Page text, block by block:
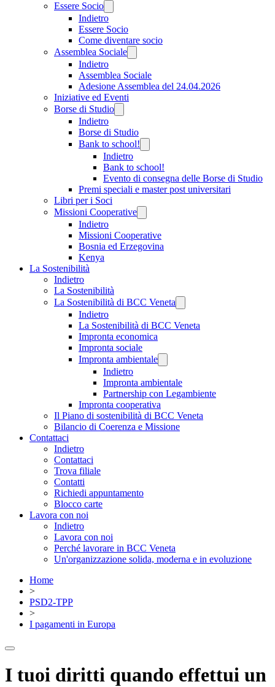
Essere Socio
Indietro
Essere Socio
Come diventare socio
Assemblea Sociale
Indietro
Assemblea Sociale
Adesione Assemblea del 24.04.2026
Iniziative ed Eventi
Borse di Studio
Indietro
Borse di Studio
Bank to school!
Indietro
Bank to school!
Evento di consegna delle Borse di Studio
Premi speciali e master post universitari
Libri per i Soci
Missioni Cooperative
Indietro
Missioni Cooperative
Bosnia ed Erzegovina
Kenya
La Sostenibilità
Indietro
La Sostenibilità
La Sostenibilità di BCC Veneta
Indietro
La Sostenibilità di BCC Veneta
Impronta economica
Impronta sociale
Impronta ambientale
Indietro
Impronta ambientale
Partnership con Legambiente
Impronta cooperativa
Il Piano di sostenibilità di BCC Veneta
Bilancio di Coerenza e Missione
Contattaci
Indietro
Contattaci
Trova filiale
Contatti
Richiedi appuntamento
Blocco carte
Lavora con noi
Indietro
Lavora con noi
Perché lavorare in BCC Veneta
Un'organizzazione solida, moderna e in evoluzione
Home
>
PSD2-TPP
>
I pagamenti in Europa
I tuoi diritti quando effettui un